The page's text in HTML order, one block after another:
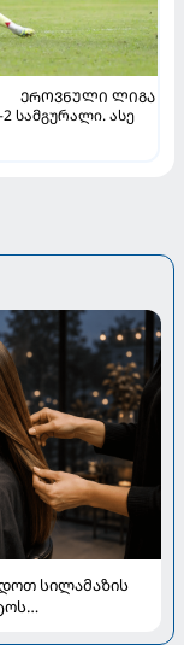
ᲔᲠᲝᲕᲜᲣᲚᲘ ᲚᲘᲒᲐ
სამგურალი. ასე
სილამაზის